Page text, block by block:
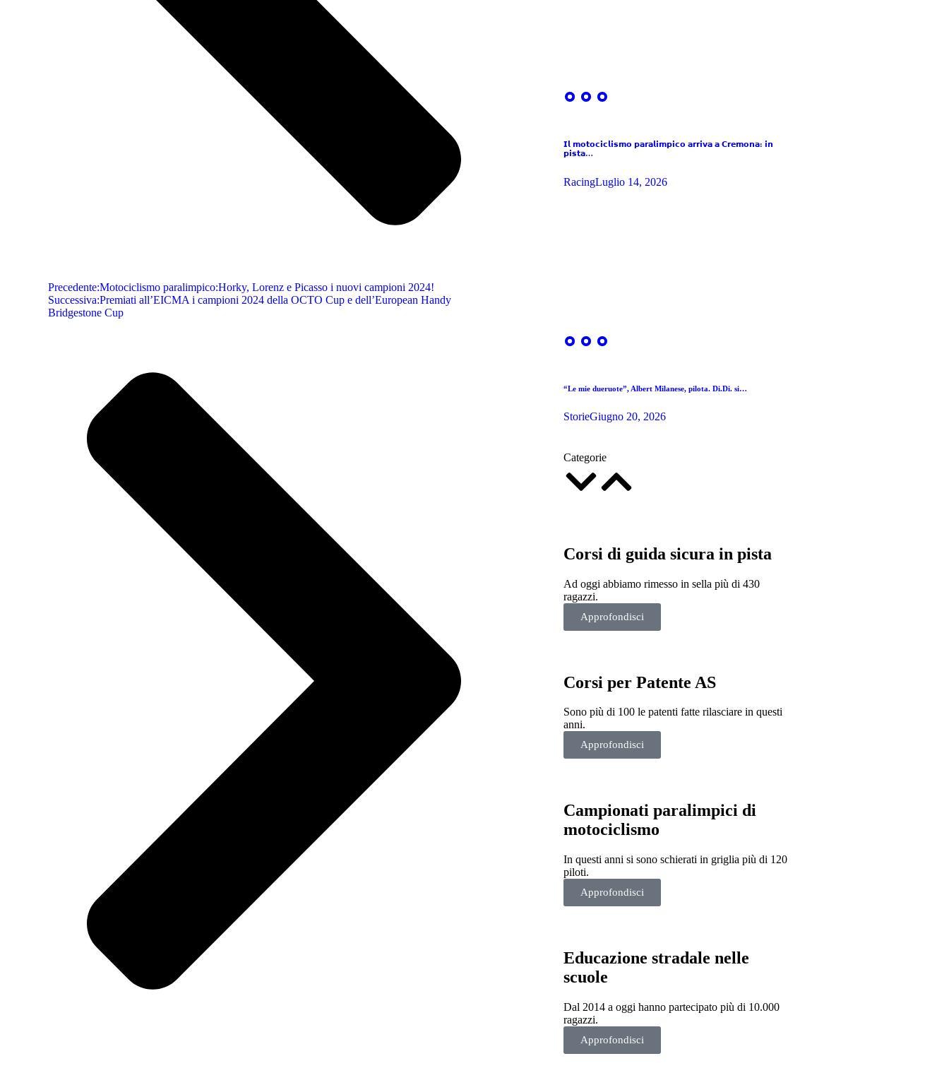
Precedente:Motociclismo paralimpico:Horky, Lorenz e Picasso i nuovi campioni 2024!
Successiva:Premiati all’EICMA i campioni 2024 della OCTO Cup e dell’European Handy
Bridgestone Cup
𝗜𝗹 𝗺𝗼𝘁𝗼𝗰𝗶𝗰𝗹𝗶𝘀𝗺𝗼 𝗽𝗮𝗿𝗮𝗹𝗶𝗺𝗽𝗶𝗰𝗼 𝗮𝗿𝗿𝗶𝘃𝗮 𝗮 𝗖𝗿𝗲𝗺𝗼𝗻𝗮: 𝗶𝗻
𝗽𝗶𝘀𝘁𝗮…
RacingLuglio 14, 2026
“Le mie dueruote”, Albert Milanese, pilota. Di.Di. si…
StorieGiugno 20, 2026
Categorie
Corsi di guida sicura in pista
Ad oggi abbiamo rimesso in sella più di 430
ragazzi.
Approfondisci
Corsi per Patente AS
Sono più di 100 le patenti fatte rilasciare in questi
anni.
Approfondisci
Campionati paralimpici di
motociclismo
In questi anni si sono schierati in griglia più di 120
piloti.
Approfondisci
Educazione stradale nelle
scuole
Dal 2014 a oggi hanno partecipato più di 10.000
ragazzi.
Approfondisci